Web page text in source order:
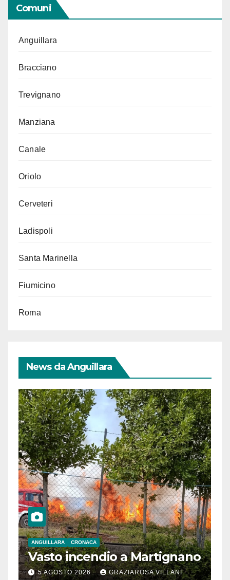
Comuni
Anguillara
Bracciano
Trevignano
Manziana
Canale
Oriolo
Cerveteri
Ladispoli
Santa Marinella
Fiumicino
Roma
News da Anguillara
ANGUILLARA CRONACA
Vasto incendio a Martignano
5 AGOSTO 2026 GRAZIAROSA VILLANI